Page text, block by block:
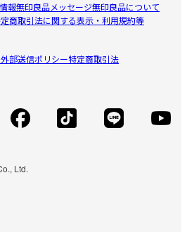
報無印良品メッセージ無印良品について
商取引法に関する表示・利用規約等
外部送信ポリシー特定商取引法
Ltd.